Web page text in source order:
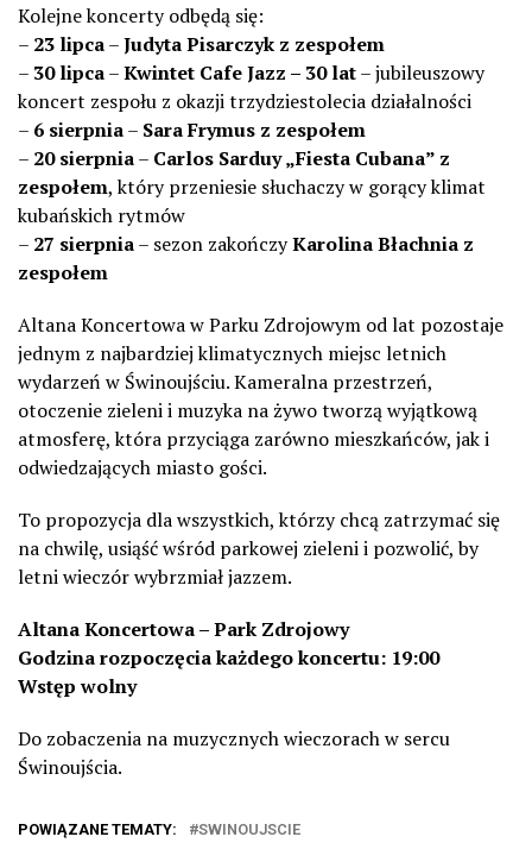
Kolejne koncerty odbędą się:
– 23 lipca–Judyta Pisarczyk z zespołem
– 30 lipca–Kwintet Cafe Jazz – 30 lat– jubileuszowy
koncert zespołu z okazji trzydziestolecia działalności
– 6 sierpnia– Sara Frymus z zespołem
– 20 sierpnia– Carlos Sarduy „Fiesta Cubana” z
zespołem, który przeniesie słuchaczy w gorący klimat
kubańskich rytmów
– 27 sierpnia– sezon zakończyKarolina Błachnia z
zespołem
Altana Koncertowa w Parku Zdrojowym od lat pozostaje
jednym z najbardziej klimatycznych miejsc letnich
wydarzeń w Świnoujściu. Kameralna przestrzeń,
otoczenie zieleni i muzyka na żywo tworzą wyjątkową
atmosferę, która przyciąga zarówno mieszkańców, jak i
odwiedzających miasto gości.
To propozycja dla wszystkich, którzy chcą zatrzymać się
na chwilę, usiąść wśród parkowej zieleni i pozwolić, by
letni wieczór wybrzmiał jazzem.
Altana Koncertowa – Park Zdrojowy
Godzina rozpoczęcia każdego koncertu: 19:00
Wstęp wolny
Do zobaczenia na muzycznych wieczorach w sercu
Świnoujścia.
POWIĄZANE TEMATY: SWINOUJSCIE